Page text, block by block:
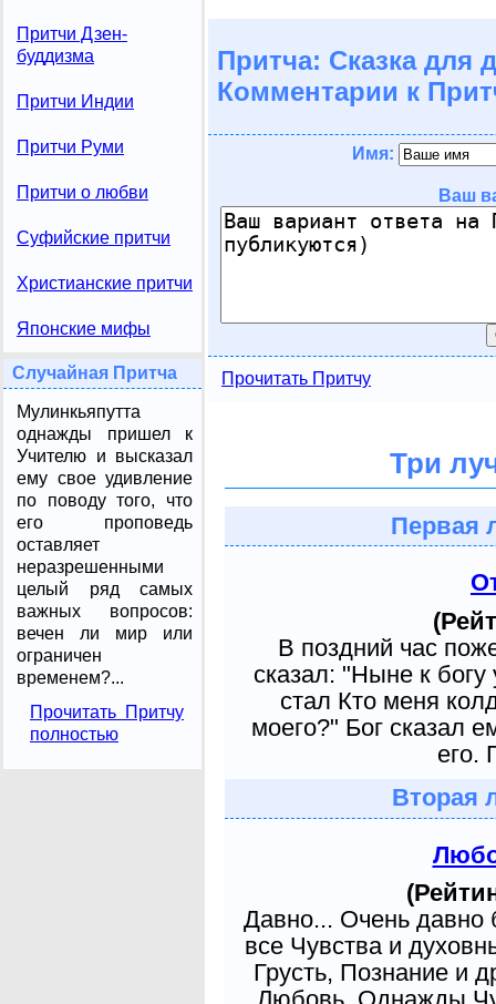
Притчи Дзен-
буддизма
Притчи Индии
Притчи Руми
Притчи о любви
Суфийские притчи
Христианские притчи
Японские мифы
Случайная Притча
Мулинкьяпутта
однажды пришел к
Учителю и высказал
ему свое удивление
по поводу того, что
его проповедь
оставляет
неразрешенными
целый ряд са­мых
важных вопросов:
вечен ли мир или
ограничен
временем?...
Прочитать Притчу
полностью
Притча: Сказка для
Комментарии к
Имя:
Ваш
Прочитать Притчу
Три
Первая
В поздний час
сказал: "Ныне к
стал Кто меня
моего?" Бог сказал
его.
Вторая
Давно... Очень давно
все Чувства и
Грусть, Познание и